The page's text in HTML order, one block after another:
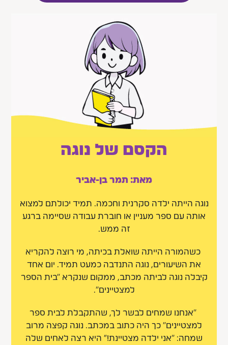
הקסם של נוגה
מאת: תמר בן-אביר
נוגה הייתה ילדה סקרנית וחכמה. תמיד יכולתם למצוא
אותה עם ספר מעניין או חוברת עבודה שסיימה ברגע
זה ממש.
כשהמורה הייתה שואלת בכיתה, מי רוצה להקריא
את השיעורים, נוגה התנדבה כמעט תמיד. יום אחד
קיבלה נוגה לביתה מכתב, ממקום שנקרא “בית הספר
למצטיינים”.
"אנחנו שמחים לבשר לך, שהתקבלת לבית ספר
למצטיינים" כך היה כתוב במכתב. נוגה קפצה מרוב
שמחה: “אני ילדה מצטיינת!” היא רצה לאחים שלה